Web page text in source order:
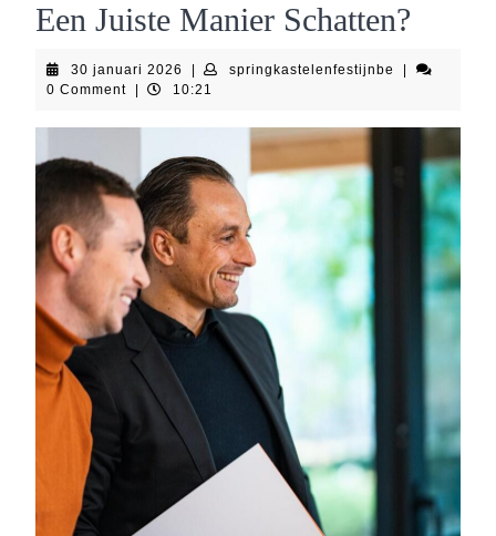
Een Juiste Manier Schatten?
30 januari 2026 30
januari
springkastelenfestijnbe
0 Comment
10:21